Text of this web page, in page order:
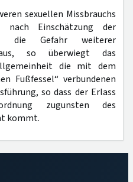
sexuellen Missbrauchs
nach Einschätzung der
die Gefahr weiterer
so überwiegt das
die mit dem
Fußfessel“ verbundenen
so dass der Erlass
zugunsten des
kommt.